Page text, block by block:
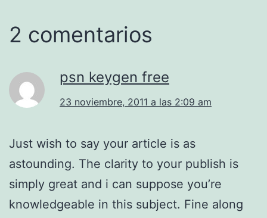
2 comentarios
psn keygen free
23 noviembre, 2011 a las 2:09 am
Just wish to say your article is as
astounding. The clarity to your publish is
simply great and i can suppose you’re
knowledgeable in this subject. Fine along